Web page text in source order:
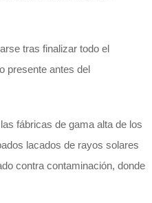
tras finalizar todo el
presente antes del
fábricas de gama alta de los
lacados de rayos solares
contra contaminación, donde